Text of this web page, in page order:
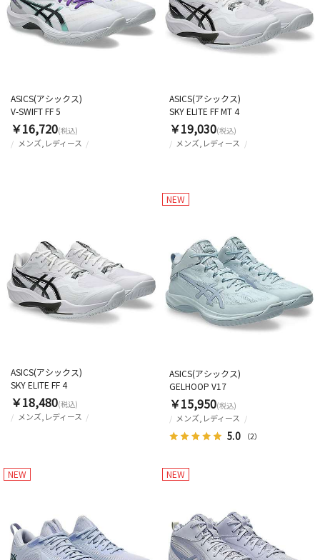
メンズ,レディース
ASICS(アシックス)
V-SWIFT FF 5
￥16,720(税込)
メンズ,レディース
ASICS(アシックス)
SKY ELITE FF MT 4
￥19,030(税込)
メンズ,レディース
ASICS(アシックス)
SKY ELITE FF 4
￥18,480(税込)
NEW
メンズ,レディース
5.0 （2）
ASICS(アシックス)
GELHOOP V17
￥15,950(税込)
NEW NEW